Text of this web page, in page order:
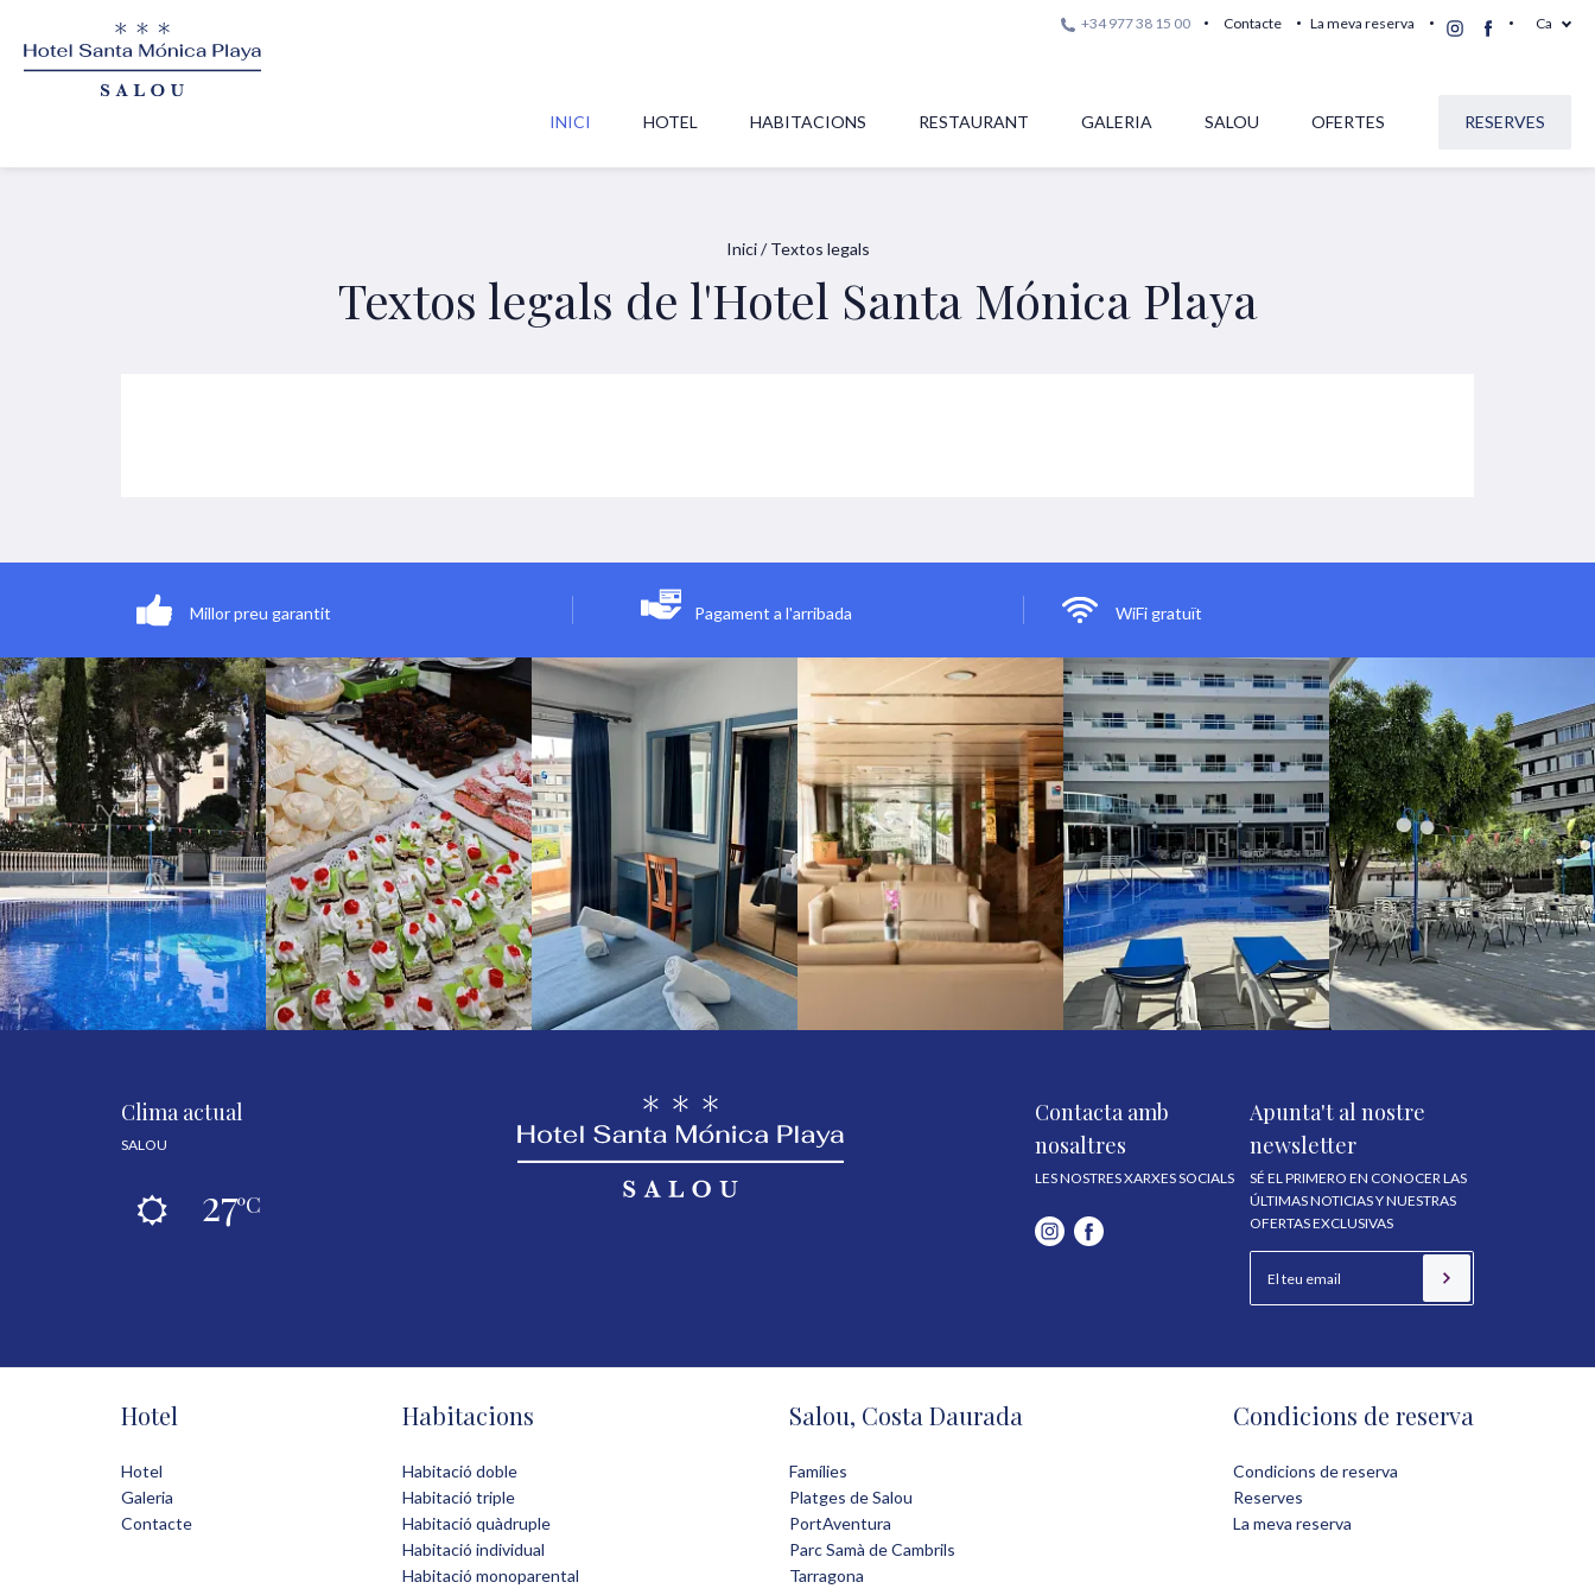
+34 977 38 15 00 Contacte La meva reserva Ca
INICI HOTEL HABITACIONS RESTAURANT GALERIA SALOU OFERTES RESERVES
Inici /Textos legals
Textos legals de l'Hotel Santa Mónica Playa
Millor preu garantit Pagament a l'arribada WiFi gratuït
Clima actual
SALOU
27ºC
Contacta amb
nosaltres
LES NOSTRES XARXES SOCIALS
Apunta't al nostre
newsletter
SÉ EL PRIMERO EN CONOCER LAS
ÚLTIMAS NOTICIAS Y NUESTRAS
OFERTAS EXCLUSIVAS
Hotel
Hotel
Galeria
Contacte
Habitacions
Habitació doble
Habitació triple
Habitació quàdruple
Habitació individual
Habitació monoparental
Salou, Costa Daurada
Famílies
Platges de Salou
PortAventura
Parc Samà de Cambrils
Tarragona
Condicions de reserva
Condicions de reserva
Reserves
La meva reserva